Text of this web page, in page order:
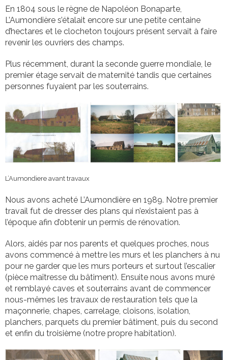
En 1804 sous le règne de Napoléon Bonaparte,
L’Aumondière s’étalait encore sur une petite centaine
d’hectares et le clocheton toujours présent servait à faire
revenir les ouvriers des champs.
Plus récemment, durant la seconde guerre mondiale, le
premier étage servait de maternité tandis que certaines
personnes fuyaient par les souterrains.
L’Aumondiere avant travaux
Nous avons acheté L’Aumondière en 1989. Notre premier
travail fut de dresser des plans qui n’existaient pas à
l’époque afin d’obtenir un permis de rénovation.
Alors, aidés par nos parents et quelques proches, nous
avons commencé à mettre les murs et les planchers à nu
pour ne garder que les murs porteurs et surtout l’escalier
(pièce maîtresse du bâtiment). Ensuite nous avons muré
et remblayé caves et souterrains avant de commencer
nous-mêmes les travaux de restauration tels que la
maçonnerie, chapes, carrelage, cloisons, isolation,
planchers, parquets du premier bâtiment, puis du second
et enfin du troisième (notre propre habitation).